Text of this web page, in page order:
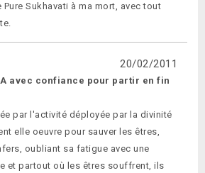
Pure Sukhavati à ma mort, avec tout
20/02/2011
avec confiance pour partir en fin
par l'activité déployée par la divinité
elle oeuvre pour sauver les êtres,
oubliant sa fatigue avec une
et partout où les êtres souffrent, ils